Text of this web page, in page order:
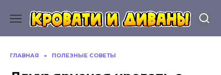
содержанию
ГЛАВНАЯ » ПОЛЕЗНЫЕ СОВЕТЫ